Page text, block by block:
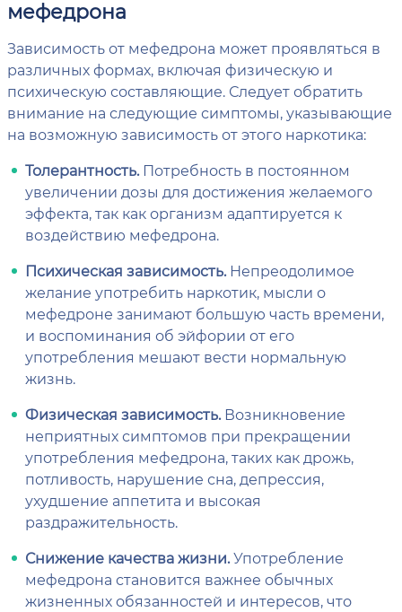
мефедрона
Зависимость от мефедрона может проявляться в
различных формах, включая физическую и
психическую составляющие. Следует обратить
внимание на следующие симптомы, указывающие
на возможную зависимость от этого наркотика:
Толерантность.Потребность в постоянном
увеличении дозы для достижения желаемого
эффекта, так как организм адаптируется к
воздействию мефедрона.
Психическая зависимость.Непреодолимое
желание употребить наркотик, мысли о
мефедроне занимают большую часть времени,
и воспоминания об эйфории от его
употребления мешают вести нормальную
жизнь.
Физическая зависимость.Возникновение
неприятных симптомов при прекращении
употребления мефедрона, таких как дрожь,
потливость, нарушение сна, депрессия,
ухудшение аппетита и высокая
раздражительность.
Снижение качества жизни.Употребление
мефедрона становится важнее обычных
жизненных обязанностей и интересов, что